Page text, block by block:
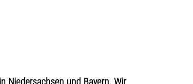
Niedersachsen und Bayern. Wir